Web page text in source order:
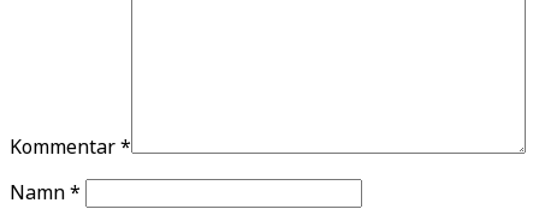
Kommentar*
Namn*